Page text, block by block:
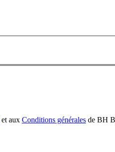
et aux Conditions générales de BH